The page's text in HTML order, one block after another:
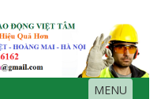
MENU